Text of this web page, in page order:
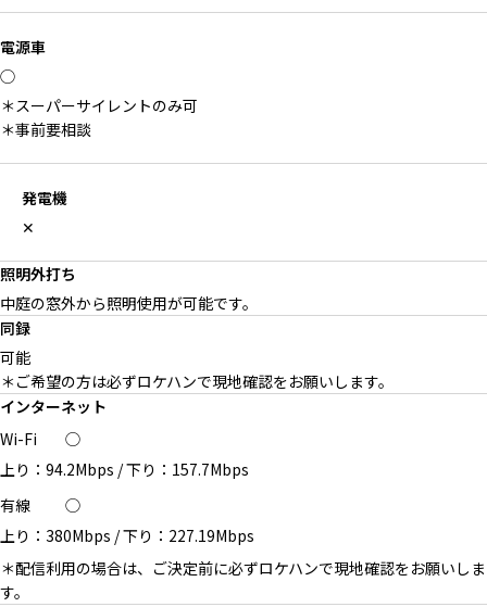
電源車
◯
＊スーパーサイレントのみ可
＊事前要相談
発電機
✕
照明外打ち
中庭の窓外から照明使用が可能です。
同録
可能
＊ご希望の方は必ずロケハンで現地確認をお願いします。
インターネット
Wi-Fi
◯
上り：94.2Mbps /下り：157.7Mbps
有線
◯
上り：380Mbps /下り：227.19Mbps
＊配信利用の場合は、ご決定前に必ずロケハンで現地確認をお願いしま
す。